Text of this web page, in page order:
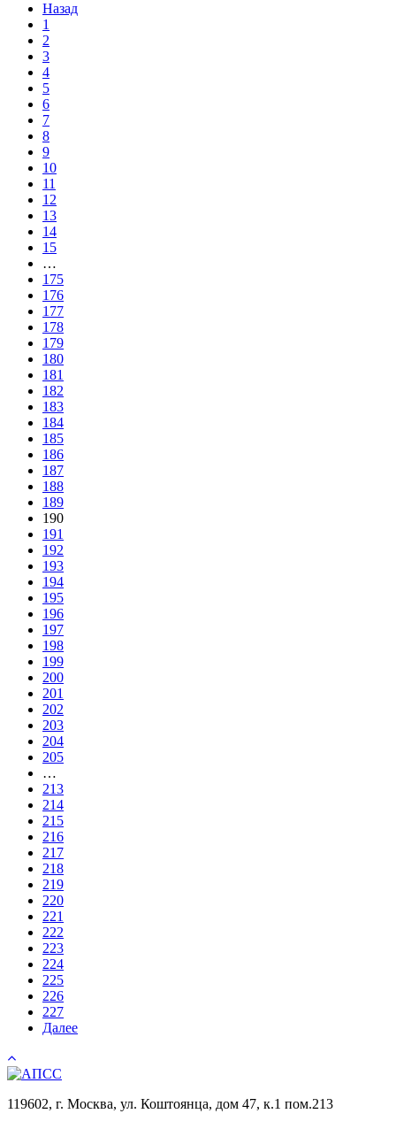
Назад
1
2
3
4
5
6
7
8
9
10
11
12
13
14
15
…
175
176
177
178
179
180
181
182
183
184
185
186
187
188
189
190
191
192
193
194
195
196
197
198
199
200
201
202
203
204
205
…
213
214
215
216
217
218
219
220
221
222
223
224
225
226
227
Далее
119602, г. Москва, ул. Коштоянца, дом 47, к.1 пом.213